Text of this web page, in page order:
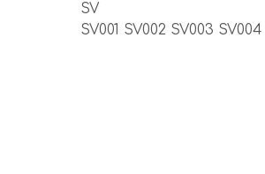
SV
SV001 SV002 SV003